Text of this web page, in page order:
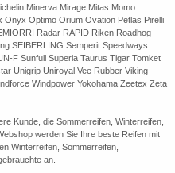
Minerva Mirage Mitas Momo
Optimo Orium Ovation Petlas Pirelli
Radar RAPID Riken Roadhog
SEIBERLING Semperit Speedways
F Sunfull Superia Taurus Tigar Tomket
Unigrip Uniroyal Vee Rubber Viking
Windpower Yokohama Zeetex Zeta
Kunde, die Sommerreifen, Winterreifen,
werden Sie Ihre beste Reifen mit
Winterreifen, Sommerreifen,
an.